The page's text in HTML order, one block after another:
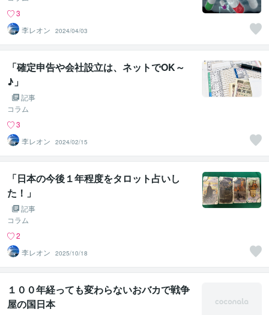
3
李レオン
2024/04/03
「確定申告や会社設立は、ネットでOK～
♪」
記事
コラム
3
李レオン
2024/02/15
「日本の今後１年程度をタロット占いし
た！」
記事
コラム
2
李レオン
2025/10/18
１００年経っても変わらないおバカで戦争
屋の国日本